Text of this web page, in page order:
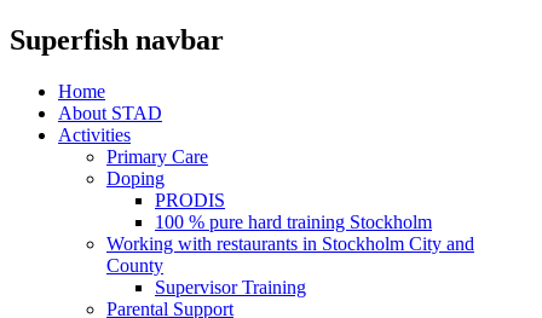
Superfish navbar
Home
About STAD
Activities
Primary Care
Doping
PRODIS
100 % pure hard training Stockholm
Working with restaurants in Stockholm City and
County
Supervisor Training
Parental Support